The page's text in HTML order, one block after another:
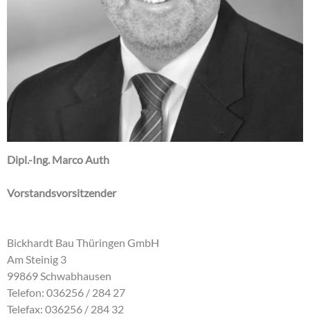
Dipl.-Ing. Marco Auth
Vorstandsvorsitzender
Bickhardt Bau Thüringen GmbH
Am Steinig 3
99869 Schwabhausen
Telefon: 036256 / 284 27
Telefax: 036256 / 284 32